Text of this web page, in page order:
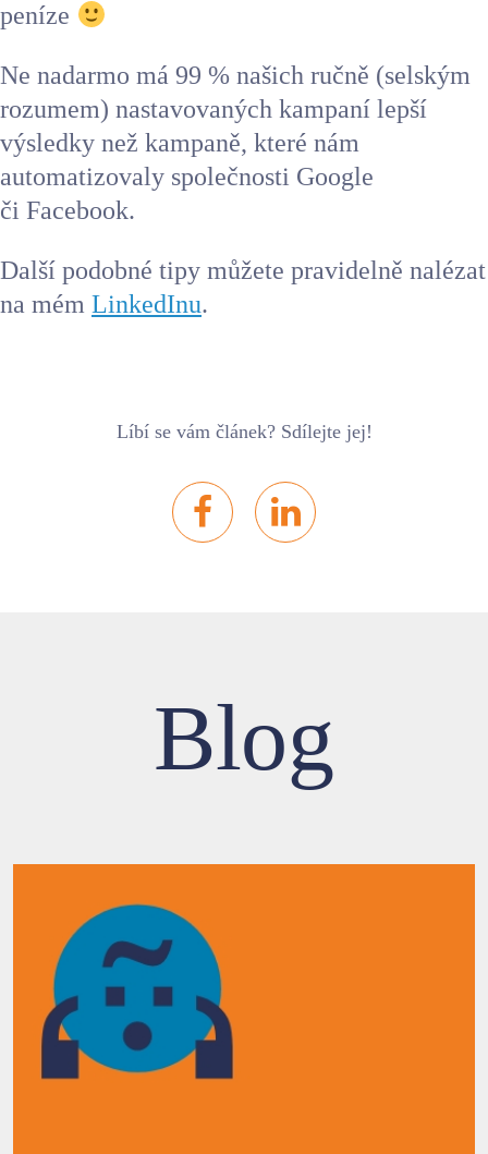
peníze
Ne nadarmo má 99 % našich ručně (selským
rozumem) nastavovaných kampaní lepší
výsledky než kampaně, které nám
automatizovaly společnosti Google
či Facebook.
Další podobné tipy můžete pravidelně nalézat
na mém LinkedInu.
Líbí se vám článek? Sdílejte jej!
Blog